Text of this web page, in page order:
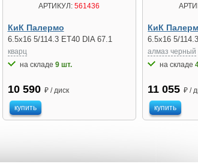
АРТИКУЛ: 561436
КиК Палермо
6.5x16 5/114.3 ET40 DIA 67.1
кварц
на складе 9 шт.
10 590 ₽ / диск
купить
КиК
6.5x16 5/
алмаз черный
на складе
11 055 ₽ /
купить